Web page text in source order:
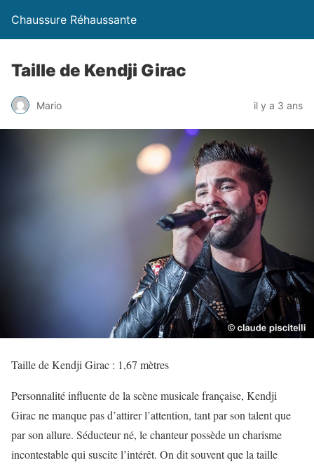
Chaussure Réhaussante
Taille de Kendji Girac
Mario il y a 3 ans
Taille de Kendji Girac : 1,67 mètres
Personnalité influente de la scène musicale française, Kendji
Girac ne manque pas d’attirer l’attention, tant par son talent que
par son allure. Séducteur né, le chanteur possède un charisme
incontestable qui suscite l’intérêt. On dit souvent que la taille